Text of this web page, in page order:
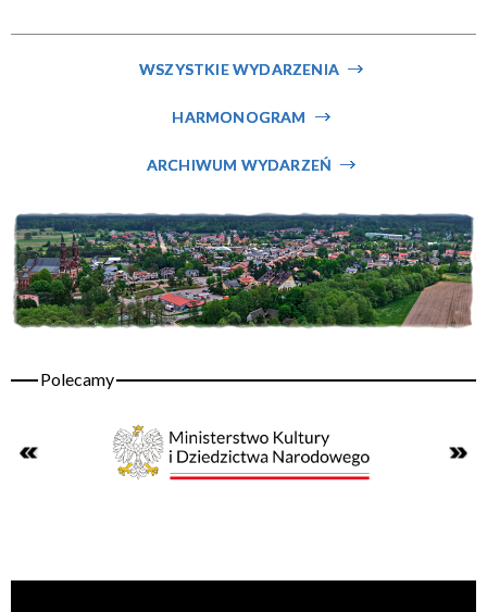
Miejsce
WSZYSTKIE WYDARZENIA
HARMONOGRAM
ARCHIWUM WYDARZEŃ